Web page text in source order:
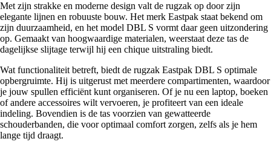
Met zijn strakke en moderne design valt de rugzak op door zijn
elegante lijnen en robuuste bouw. Het merk Eastpak staat bekend om
zijn duurzaamheid, en het model DBL S vormt daar geen uitzondering
op. Gemaakt van hoogwaardige materialen, weerstaat deze tas de
dagelijkse slijtage terwijl hij een chique uitstraling biedt.
Wat functionaliteit betreft, biedt de rugzak Eastpak DBL S optimale
opbergruimte. Hij is uitgerust met meerdere compartimenten, waardoor
je jouw spullen efficiënt kunt organiseren. Of je nu een laptop, boeken
of andere accessoires wilt vervoeren, je profiteert van een ideale
indeling. Bovendien is de tas voorzien van gewatteerde
schouderbanden, die voor optimaal comfort zorgen, zelfs als je hem
lange tijd draagt.